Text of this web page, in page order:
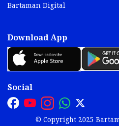
Bartaman Digital
Download App
Social
© Copyright 2025